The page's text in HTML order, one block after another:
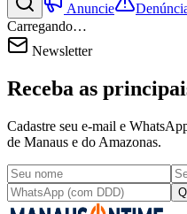
Anuncie
Carregando…
Newsletter
Receba as
Cadastre seu e-mail e
de Manaus e do Amazonas.